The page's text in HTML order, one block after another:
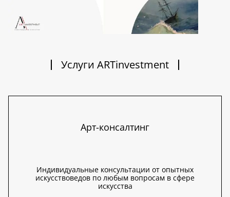
Услуги ARTinvestment
Арт-консалтинг
Индивидуальные консультации от опытных
искусствоведов по любым вопросам в сфере
искусства